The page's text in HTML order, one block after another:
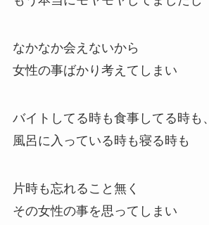
なかなか会えないから
女性の事ばかり考えてしまい
バイトしてる時も食事してる時も、
風呂に入っている時も寝る時も
片時も忘れること無く
その女性の事を思ってしまい